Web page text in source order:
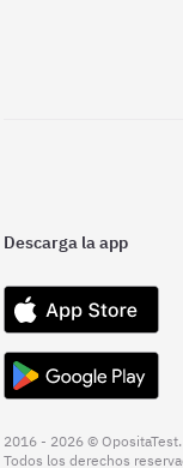
Descarga la app
2016 - 2026 © OpositaTest.
Todos los derechos